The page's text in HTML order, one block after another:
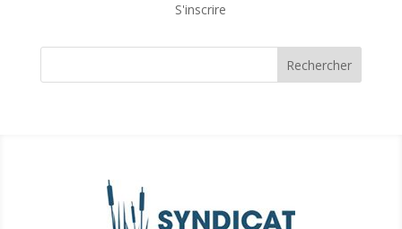
S'inscrire